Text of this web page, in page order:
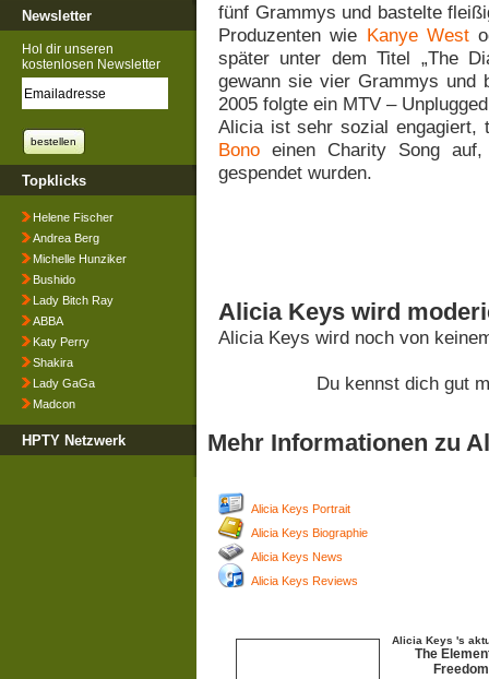
Newsletter
Hol dir unseren
kostenlosen Newsletter
Topklicks
Helene Fischer
Andrea Berg
Michelle Hunziker
Bushido
Lady Bitch Ray
ABBA
Katy Perry
Shakira
Lady GaGa
Madcon
HPTY Netzwerk
fünf Grammys und bastelte
Produzenten wie Kanye West
später unter dem Titel „The
gewann sie vier Grammys und
2005 folgte ein MTV –
Alicia ist sehr sozial engagiert,
Bono einen Charity Song auf,
gespendet wurden.
Alicia Keys wird
Alicia Keys wird noch von
Du kennst dich gut
Mehr Informationen zu
Alicia Keys Portrait
Alicia Keys Biographie
Alicia Keys News
Alicia Keys Reviews
Alicia Keys 's
The
Freedom